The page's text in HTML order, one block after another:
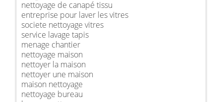
nettoyage de canapé tissu
entreprise pour laver les vitres
societe nettoyage vitres
service lavage tapis
menage chantier
nettoyage maison
nettoyer la maison
nettoyer une maison
maison nettoyage
nettoyage bureau